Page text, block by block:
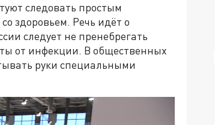
следовать простым
здоровьем. Речь идёт о
следует не пренебрегать
от инфекции. В общественных
руки специальными